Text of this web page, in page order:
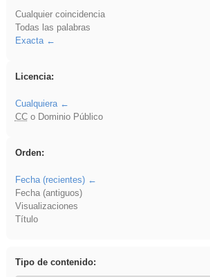
Cualquier coincidencia
Todas las palabras
Exacta
Licencia:
Cualquiera
CCo Dominio Público
Orden:
Fecha (recientes)
Fecha (antiguos)
Visualizaciones
Título
Tipo de contenido: